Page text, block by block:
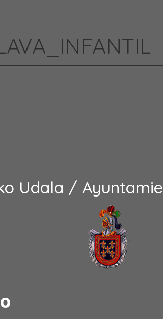
Udala /